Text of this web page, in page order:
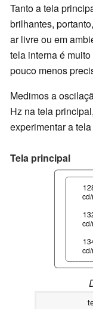
Tanto a tela
brilhantes,
ar livre ou em
tela interna é
pouco menos
Medimos a
Hz na tela
experimentar a
Tela principal
cd/
cd/
cd/